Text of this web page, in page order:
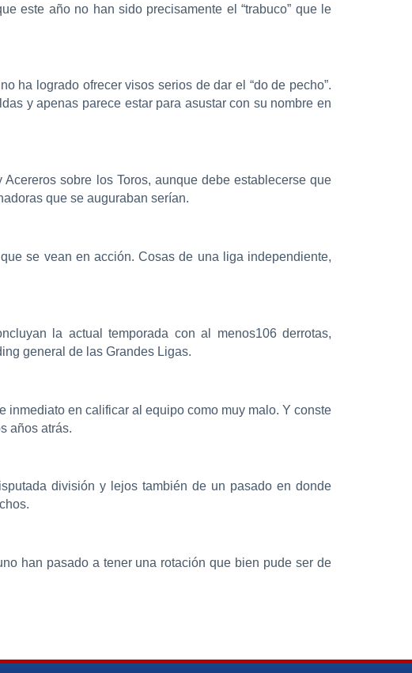
este año no han sido precisamente el “trabuco” que le
ha logrado ofrecer visos serios de dar el “do de pecho”.
y apenas parece estar para asustar con su nombre en
sobre los Toros, aunque debe establecerse que
que se auguraban serían.
se vean en acción. Cosas de una liga independiente,
la actual temporada con al menos106 derrotas,
general de las Grandes Ligas.
inmediato en calificar al equipo como muy malo. Y conste
años atrás.
división y lejos también de un pasado en donde
han pasado a tener una rotación que bien pude ser de